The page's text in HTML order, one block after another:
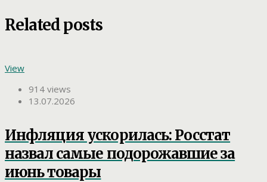
Related posts
View
914 views
13.07.2026
Инфляция ускорилась: Росстат
назвал самые подорожавшие за
июнь товары